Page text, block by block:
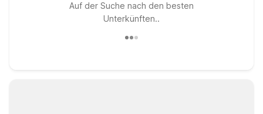
Auf der Suche nach den besten
Unterkünften..